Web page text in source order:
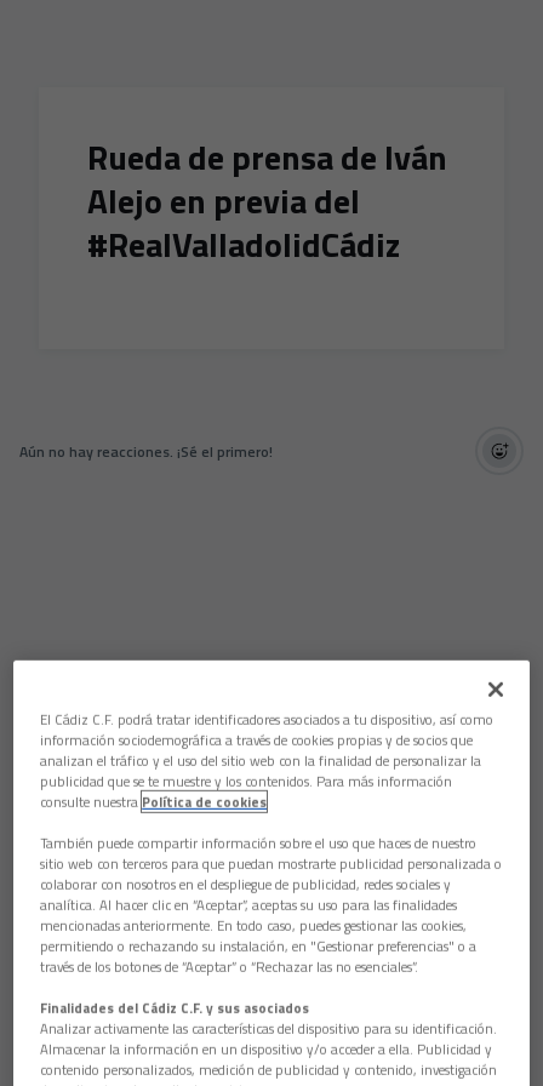
Rueda de prensa de Iván
Alejo en previa del
#RealValladolidCádiz
Aún no hay reacciones. ¡Sé el primero!
El Cádiz C.F. podrá tratar identificadores asociados a tu dispositivo, así como
información sociodemográfica a través de cookies propias y de socios que
analizan el tráfico y el uso del sitio web con la finalidad de personalizar la
publicidad que se te muestre y los contenidos. Para más información
consulte nuestra Política de cookies
También puede compartir información sobre el uso que haces de nuestro
sitio web con terceros para que puedan mostrarte publicidad personalizada o
colaborar con nosotros en el despliegue de publicidad, redes sociales y
analítica. Al hacer clic en “Aceptar”, aceptas su uso para las finalidades
mencionadas anteriormente. En todo caso, puedes gestionar las cookies,
permitiendo o rechazando su instalación, en "Gestionar preferencias" o a
través de los botones de “Aceptar” o “Rechazar las no esenciales”.
Finalidades del Cádiz C.F. y sus asociados
Analizar activamente las características del dispositivo para su identificación.
Almacenar la información en un dispositivo y/o acceder a ella. Publicidad y
contenido personalizados, medición de publicidad y contenido, investigación